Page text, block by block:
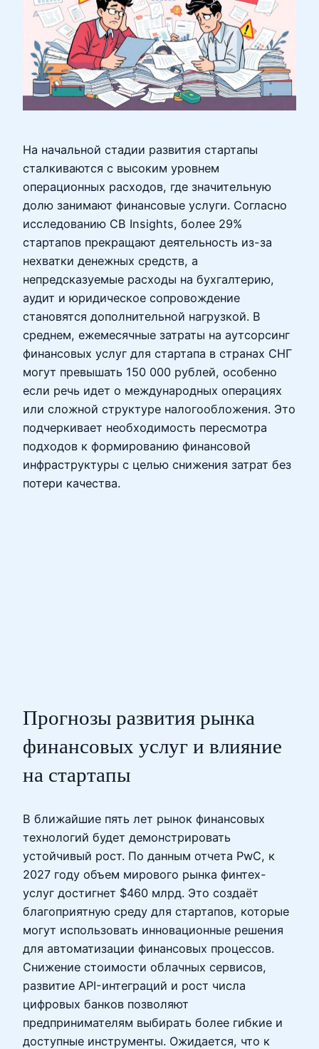
На начальной стадии развития стартапы
сталкиваются с высоким уровнем
операционных расходов, где значительную
долю занимают финансовые услуги. Согласно
исследованию CB Insights, более 29%
стартапов прекращают деятельность из-за
нехватки денежных средств, а
непредсказуемые расходы на бухгалтерию,
аудит и юридическое сопровождение
становятся дополнительной нагрузкой. В
среднем, ежемесячные затраты на аутсорсинг
финансовых услуг для стартапа в странах СНГ
могут превышать 150 000 рублей, особенно
если речь идет о международных операциях
или сложной структуре налогообложения. Это
подчеркивает необходимость пересмотра
подходов к формированию финансовой
инфраструктуры с целью снижения затрат без
потери качества.
Прогнозы развития рынка
финансовых услуг и влияние
на стартапы
В ближайшие пять лет рынок финансовых
технологий будет демонстрировать
устойчивый рост. По данным отчета PwC, к
2027 году объем мирового рынка финтех-
услуг достигнет $460 млрд. Это создаёт
благоприятную среду для стартапов, которые
могут использовать инновационные решения
для автоматизации финансовых процессов.
Снижение стоимости облачных сервисов,
развитие API-интеграций и рост числа
цифровых банков позволяют
предпринимателям выбирать более гибкие и
доступные инструменты. Ожидается, что к